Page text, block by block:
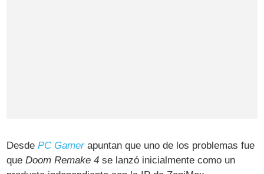
DesdePC Gamerapuntan que uno de los problemas fue
queDoom Remake 4 se lanzó inicialmente como un